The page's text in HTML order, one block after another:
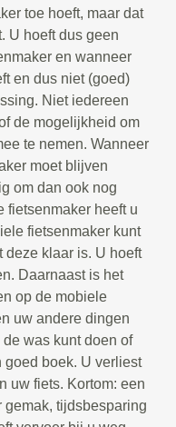
toe hoeft, maar dat
U hoeft dus geen
en wanneer
en dus niet (goed)
Niet iedereen
de mogelijkheid om
te nemen. Wanneer
moet blijven
om dan ook nog
fietsenmaker heeft u
fietsenmaker kunt
deze klaar is. U hoeft
Daarnaast is het
op de mobiele
uw andere dingen
was kunt doen of
goed boek. U verliest
uw fiets. Kortom: een
gemak, tijdsbesparing